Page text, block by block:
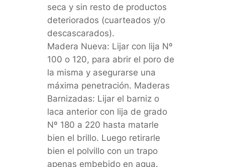
seca y sin resto de productos
deteriorados (cuarteados y/o
descascarados).
Madera Nueva: Lijar con lija Nº
100 o 120, para abrir el poro de
la misma y asegurarse una
máxima penetración. Maderas
Barnizadas: Lijar el barniz o
laca anterior con lija de grado
Nº 180 a 220 hasta matarle
bien el brillo. Luego retirarle
bien el polvillo con un trapo
apenas embebido en agua.